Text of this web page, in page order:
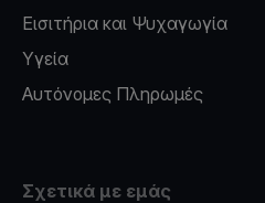
Εισιτήρια και Ψυχαγωγία
Υγεία
Αυτόνομες Πληρωμές
Σχετικά με εμάς